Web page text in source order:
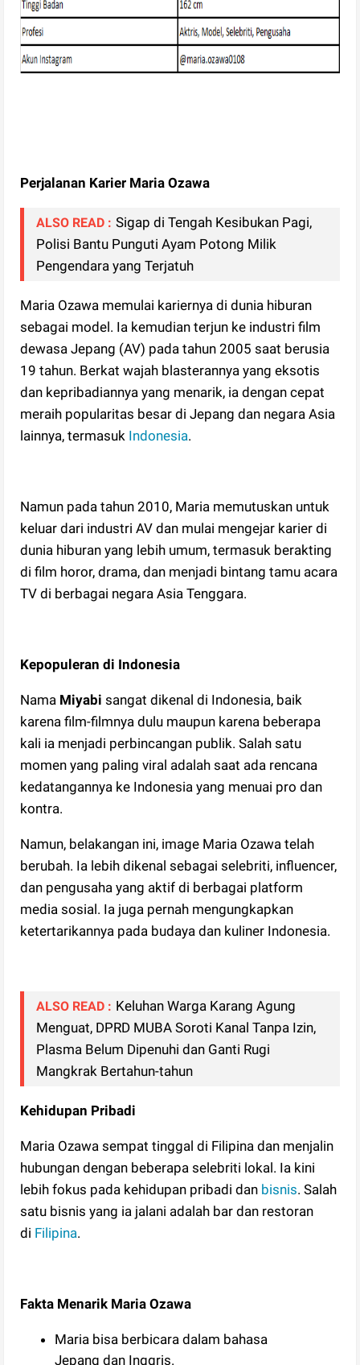
Perjalanan Karier Maria Ozawa
ALSO READ : Sigap di Tengah Kesibukan Pagi,
Polisi Bantu Punguti Ayam Potong Milik
Pengendara yang Terjatuh
Maria Ozawa memulai kariernya di dunia hiburan
sebagai model. Ia kemudian terjun ke industri film
dewasa Jepang (AV) pada tahun 2005 saat berusia
19 tahun. Berkat wajah blasterannya yang eksotis
dan kepribadiannya yang menarik, ia dengan cepat
meraih popularitas besar di Jepang dan negara Asia
lainnya, termasuk Indonesia.
Namun pada tahun 2010, Maria memutuskan untuk
keluar dari industri AV dan mulai mengejar karier di
dunia hiburan yang lebih umum, termasuk berakting
di film horor, drama, dan menjadi bintang tamu acara
TV di berbagai negara Asia Tenggara.
Kepopuleran di Indonesia
Nama Miyabi sangat dikenal di Indonesia, baik
karena film-filmnya dulu maupun karena beberapa
kali ia menjadi perbincangan publik. Salah satu
momen yang paling viral adalah saat ada rencana
kedatangannya ke Indonesia yang menuai pro dan
kontra.
Namun, belakangan ini, image Maria Ozawa telah
berubah. Ia lebih dikenal sebagai selebriti, influencer,
dan pengusaha yang aktif di berbagai platform
media sosial. Ia juga pernah mengungkapkan
ketertarikannya pada budaya dan kuliner Indonesia.
ALSO READ : Keluhan Warga Karang Agung
Menguat, DPRD MUBA Soroti Kanal Tanpa Izin,
Plasma Belum Dipenuhi dan Ganti Rugi
Mangkrak Bertahun-tahun
Kehidupan Pribadi
Maria Ozawa sempat tinggal di Filipina dan menjalin
hubungan dengan beberapa selebriti lokal. Ia kini
lebih fokus pada kehidupan pribadi dan bisnis. Salah
satu bisnis yang ia jalani adalah bar dan restoran
di Filipina.
Fakta Menarik Maria Ozawa
Maria bisa berbicara dalam bahasa
Jepang dan Inggris.